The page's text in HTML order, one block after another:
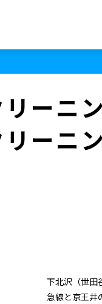
ーニ
ーニ
下北沢（世田
急線と京王井